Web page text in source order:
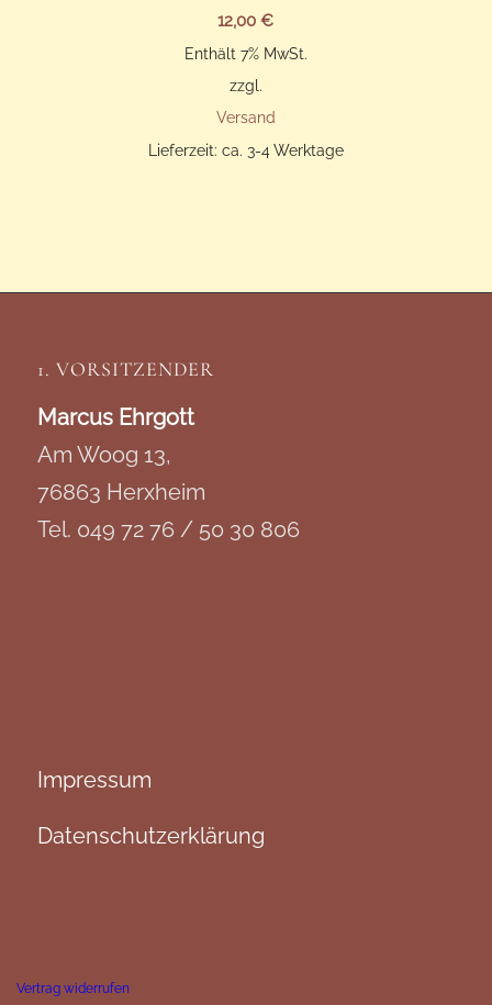
12,00€
Enthält 7% MwSt.
zzgl.
Versand
Lieferzeit: ca. 3-4 Werktage
1. VORSITZENDER
Marcus Ehrgott
Am Woog 13,
76863 Herxheim
Tel. 049 72 76 / 50 30 806
Impressum
Datenschutzerklärung
Vertrag widerrufen